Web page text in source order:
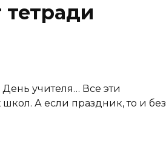
учителя… Все эти
А если праздник, то и без